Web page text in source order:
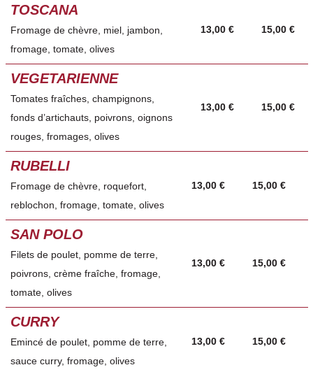
TOSCANA
Fromage de chèvre, miel, jambon,
fromage, tomate, olives
13,00 € 15,00 €
VEGETARIENNE
Tomates fraîches, champignons,
fonds d’artichauts, poivrons, oignons
rouges, fromages, olives
13,00 € 15,00 €
RUBELLI
Fromage de chèvre, roquefort,
reblochon, fromage, tomate, olives
13,00 € 15,00 €
SAN POLO
Filets de poulet, pomme de terre,
poivrons, crème fraîche, fromage,
tomate, olives
13,00 € 15,00 €
CURRY
Emincé de poulet, pomme de terre,
sauce curry, fromage, olives
13,00 € 15,00 €